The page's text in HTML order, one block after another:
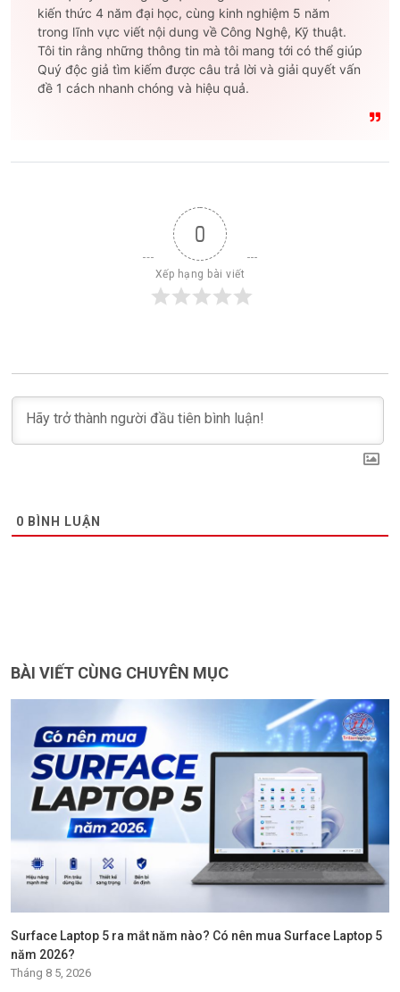
kiến thức 4 năm đại học, cùng kinh nghiệm 5 năm
trong lĩnh vực viết nội dung về Công Nghệ, Kỹ thuật.
Tôi tin rằng những thông tin mà tôi mang tới có thể giúp
Quý độc giả tìm kiếm được câu trả lời và giải quyết vấn
đề 1 cách nhanh chóng và hiệu quả.
0
Xếp hạng bài viết
0 BÌNH LUẬN
BÀI VIẾT CÙNG CHUYÊN MỤC
Surface Laptop 5 ra mắt năm nào? Có nên mua Surface Laptop 5
năm 2026?
Tháng 8 5, 2026